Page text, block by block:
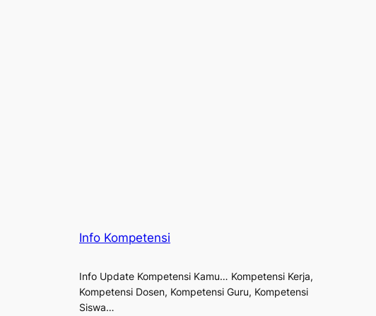
Info Kompetensi
Info Update Kompetensi Kamu… Kompetensi Kerja,
Kompetensi Dosen, Kompetensi Guru, Kompetensi
Siswa…